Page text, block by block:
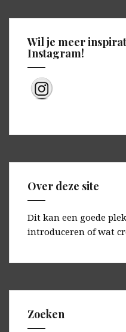
Wil je meer
Instagram!
Over deze site
Dit kan een goede
introduceren of wat
Zoeken